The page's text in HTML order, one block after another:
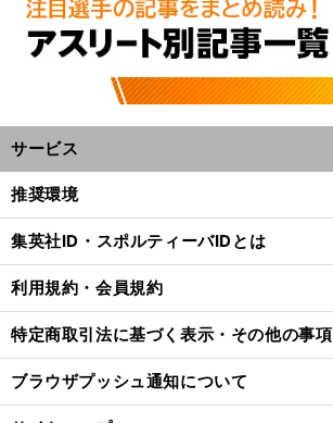
サービス
推奨環境
集英社ID・スポルティーバIDとは
利用規約・会員規約
特定商取引法に基づく表示・その他の事項
ブラウザプッシュ通知について